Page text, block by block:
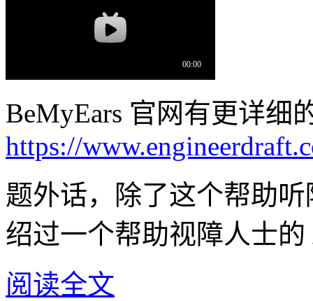
BeMyEars 官网有更详细
https://
题外话，除了这个帮助
绍过一个帮助视障人士的
阅读全文